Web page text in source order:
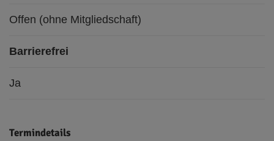
Offen (ohne Mitgliedschaft)
Barrierefrei
Ja
Termindetails